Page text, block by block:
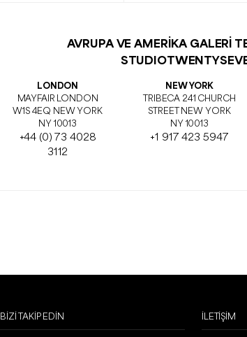
AVRUPA VE AMERİKA GALERİ
LONDON
MAYFAIR LONDON
W1S 4EQ NEW YORK
NY 10013
+44 (0) 73 4028
3112
NEW YORK
TRIBECA 241 CHURCH
STREET NEW YORK
NY 10013
+1 917 423 5947
BIZI TAKIP EDIN İLETİŞİM